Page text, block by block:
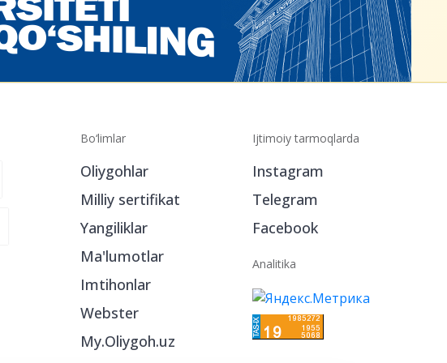
Bo‘limlar
Oliygohlar
Milliy sertifikat
Yangiliklar
Ma'lumotlar
Imtihonlar
Webster
My.Oliygoh.uz
Ijtimoiy tarmoqlarda
Instagram
Telegram
Facebook
Analitika